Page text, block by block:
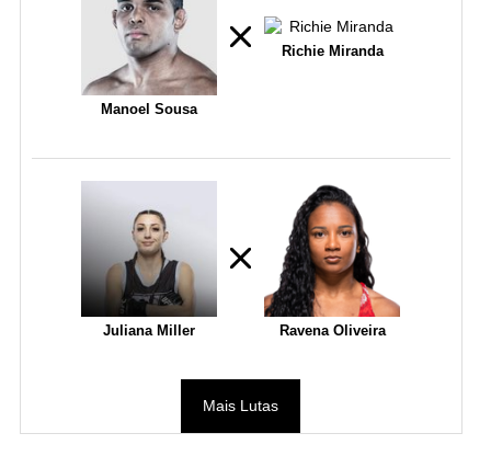
Manoel Sousa
Richie Miranda
Juliana Miller Ravena Oliveira
Mais Lutas